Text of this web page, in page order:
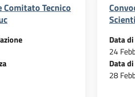
Comitato Tecnico
Data
24
Data
28